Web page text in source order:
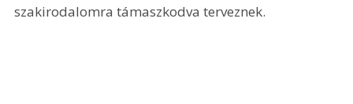
szakirodalomra támaszkodva terveznek.